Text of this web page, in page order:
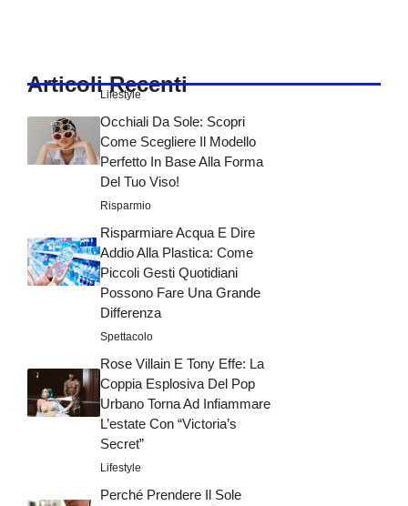
Articoli Recenti
Lifestyle
Occhiali Da Sole: Scopri
Come Scegliere Il Modello
Perfetto In Base Alla Forma
Del Tuo Viso!
Risparmio
Risparmiare Acqua E Dire
Addio Alla Plastica: Come
Piccoli Gesti Quotidiani
Possono Fare Una Grande
Differenza
Spettacolo
Rose Villain E Tony Effe: La
Coppia Esplosiva Del Pop
Urbano Torna Ad Infiammare
L’estate Con “Victoria’s
Secret”
Lifestyle
Perché Prendere Il Sole